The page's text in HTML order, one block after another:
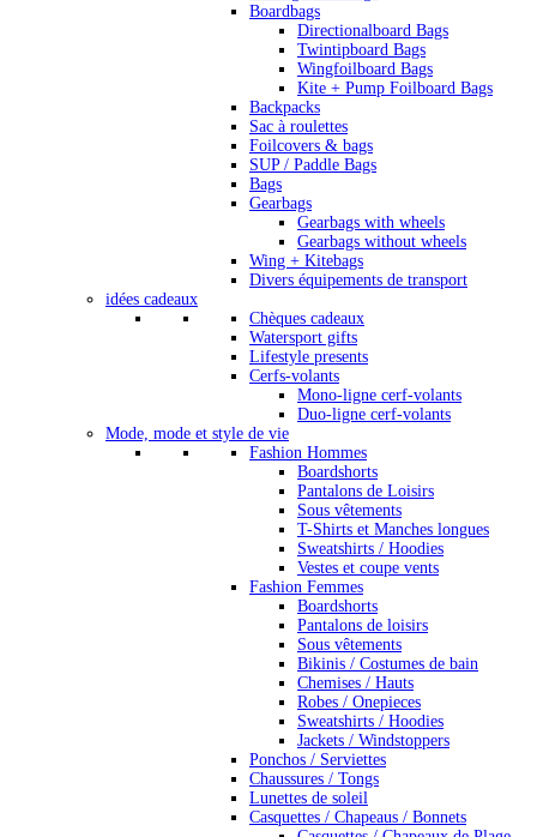
Boardbags
Directionalboard Bags
Twintipboard Bags
Wingfoilboard Bags
Kite + Pump Foilboard Bags
Backpacks
Sac à roulettes
Foilcovers & bags
SUP / Paddle Bags
Bags
Gearbags
Gearbags with wheels
Gearbags without wheels
Wing + Kitebags
Divers équipements de transport
idées cadeaux
Chèques cadeaux
Watersport gifts
Lifestyle presents
Cerfs-volants
Mono-ligne cerf-volants
Duo-ligne cerf-volants
Mode, mode et style de vie
Fashion Hommes
Boardshorts
Pantalons de Loisirs
Sous vêtements
T-Shirts et Manches longues
Sweatshirts / Hoodies
Vestes et coupe vents
Fashion Femmes
Boardshorts
Pantalons de loisirs
Sous vêtements
Bikinis / Costumes de bain
Chemises / Hauts
Robes / Onepieces
Sweatshirts / Hoodies
Jackets / Windstoppers
Ponchos / Serviettes
Chaussures / Tongs
Lunettes de soleil
Casquettes / Chapeaus / Bonnets